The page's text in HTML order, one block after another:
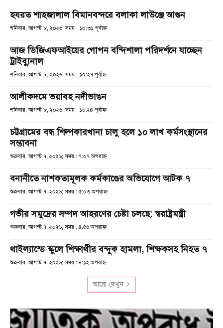
হযরত শাহজালাল বিমানবন্দরে বলাকা লাউঞ্জে আগুন
শনিবার, আগস্ট ৮, ২০২৬; সময় : ১০:৩১ পূর্বাহ্ণ
আজ ডিজিএফআইয়ের গোপন বন্দিশালা পরিদর্শনে যাচ্ছেন
ট্রাইব্যুনাল
শনিবার, আগস্ট ৮, ২০২৬; সময় : ১০:২৭ পূর্বাহ্ণ
আলীকদমে ভয়াবহ নদীভাঙন
শনিবার, আগস্ট ৮, ২০২৬; সময় : ১০:২৪ পূর্বাহ্ণ
চট্টগ্রামের বন্ধ শিল্পকারখানা চালু হলে ১০ লাখ কর্মসংস্থানের
সম্ভাবনা
শুক্রবার, আগস্ট ৭, ২০২৬; সময় : ৭:০৭ অপরাহ্ণ
বনানীতে নাশকতামূলক কর্মকাণ্ডের অভিযোগে আটক ৭
শুক্রবার, আগস্ট ৭, ২০২৬; সময় : ৫:০৩ অপরাহ্ণ
গভীর সমুদ্রের সম্পদ আহরণের চেষ্টা চলছে: স্বরাষ্ট্রমন্ত্রী
শুক্রবার, আগস্ট ৭, ২০২৬; সময় : ৪:৫৬ অপরাহ্ণ
থাইল্যান্ডে স্কুলে শিক্ষার্থীর বন্দুক হামলা, শিক্ষকসহ নিহত ৭
শুক্রবার, আগস্ট ৭, ২০২৬; সময় : ৪:১২ অপরাহ্ণ
আরো দেখুন